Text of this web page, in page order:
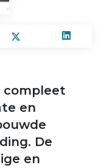
compleet
en
De
en